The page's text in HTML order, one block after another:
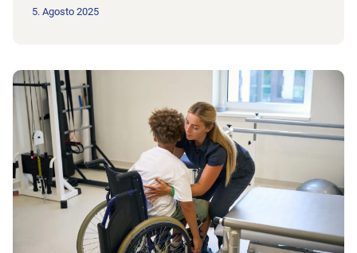
5. Agosto 2025
All'articolo Diventate coach di movimentazione!